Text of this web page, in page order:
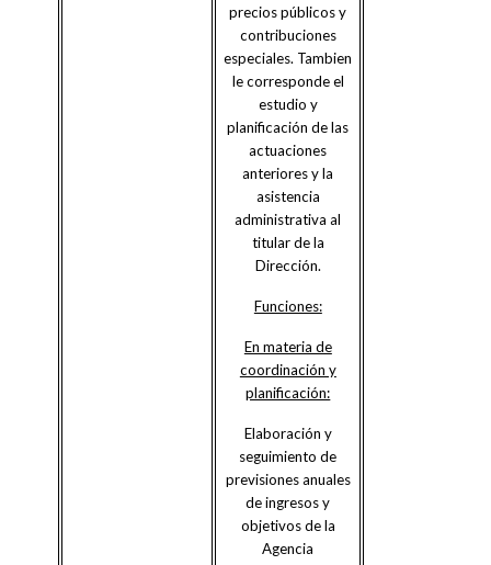
precios públicos y
contribuciones
especiales. Tambien
le corresponde el
estudio y
planificación de las
actuaciones
anteriores y la
asistencia
administrativa al
titular de la
Dirección.
Funciones:
En materia de
coordinación y
planificación:
Elaboración y
seguimiento de
previsiones anuales
de ingresos y
objetivos de la
Agencia